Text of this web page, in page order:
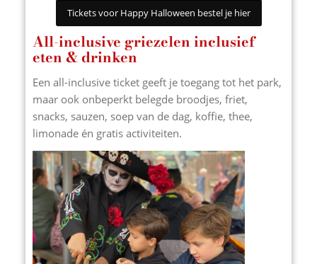
Tickets voor Happy Halloween bestel je hier
All-inclusive griezelen inclusief
eten & drinken
Een all-inclusive ticket geeft je toegang tot het park,
maar ook onbeperkt belegde broodjes, friet,
snacks, sauzen, soep van de dag, koffie, thee,
limonade én gratis activiteiten.